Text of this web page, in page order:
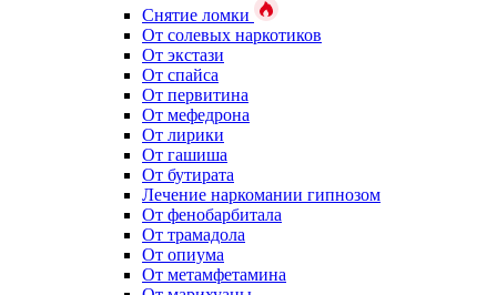
Снятие ломки
От солевых наркотиков
От экстази
От спайса
От первитина
От мефедрона
От лирики
От гашиша
От бутирата
Лечение наркомании гипнозом
От фенобарбитала
От трамадола
От опиума
От метамфетамина